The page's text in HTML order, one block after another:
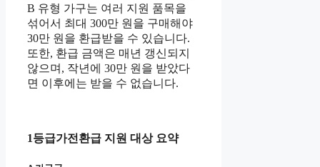
B 유형 가구는 여러 지원 품목을
섞어서 최대 300만 원을 구매해야
30만 원을 환급받을 수 있습니다.
또한, 환급 금액은 매년 갱신되지
않으며, 작년에 30만 원을 받았다
면 이후에는 받을 수 없습니다.
1등급가전환급 지원 대상 요약